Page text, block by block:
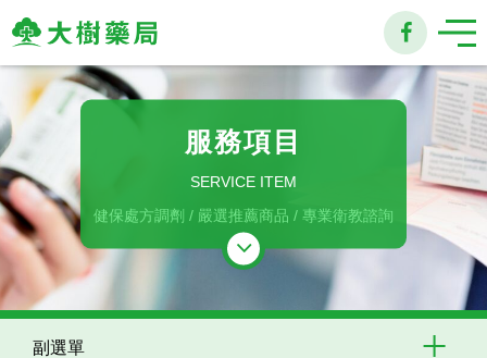
大
樹
連
鎖
藥
局
服務項目
SERVICE ITEM
健保處方調劑 / 嚴選推薦商品 / 專業衛教諮詢
副選單